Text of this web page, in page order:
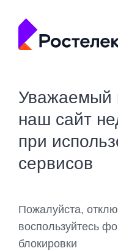
Уважаемый
наш сайт
при
сервисов
Пожалуйста,
воспользуйтесь
блокировки